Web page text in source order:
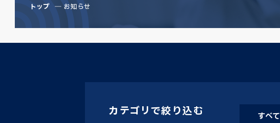
トップ お知らせ
カテゴリで絞り込む すべて